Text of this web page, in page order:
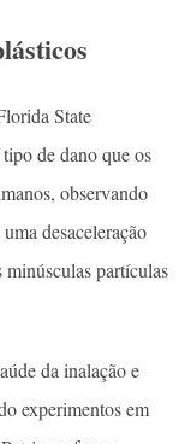
State
de dano que os
observando
desaceleração
minúsculas partículas
da inalação e
experimentos em